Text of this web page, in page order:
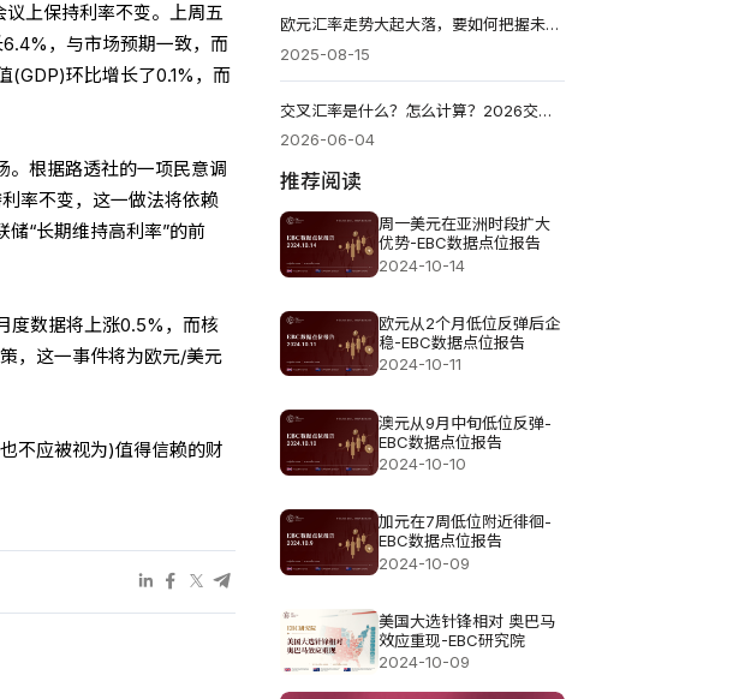
上保持利率不变。上周五
，与市场预期一致，而
(GDP)环比增长了0.1%，而
。根据路透社的一项民意调
率不变，这一做法将依赖
“长期维持高利率”的前
度数据将上涨0.5%，而核
，这一事件将为欧元/美元
不应被视为)值得信赖的财
欧元汇率走势大起大落，要如何把握未来波动?
2025-08-15
交叉汇率是什么？怎么计算？2026交易逻辑与实战应用全解
2026-06-04
推荐阅读
周一美元在亚洲时段扩大
优势-EBC数据点位报告
2024-10-14
欧元从2个月低位反弹后企
稳-EBC数据点位报告
2024-10-11
澳元从9月中旬低位反弹-
EBC数据点位报告
2024-10-10
加元在7周低位附近徘徊-
EBC数据点位报告
2024-10-09
美国大选针锋相对 奥巴马
效应重现-EBC研究院
2024-10-09